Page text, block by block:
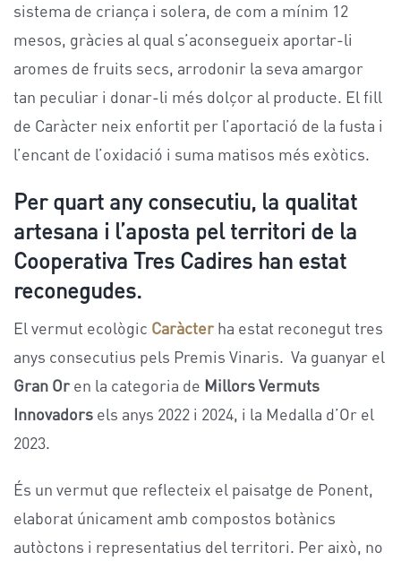
sistema de criança i solera, de com a mínim 12
mesos, gràcies al qual s’aconsegueix aportar-li
aromes de fruits secs, arrodonir la seva amargor
tan peculiar i donar-li més dolçor al producte. El fill
de Caràcter neix enfortit per l’aportació de la fusta i
l’encant de l’oxidació i suma matisos més exòtics.
Per quart any consecutiu, la qualitat
artesana i l’aposta pel territori de la
Cooperativa Tres Cadires han estat
reconegudes.
El vermut ecològic Caràcterha estat reconegut tres
anys consecutius pels Premis Vinaris. Va guanyar el
Gran Oren la categoria de Millors Vermuts
Innovadors els anys 2022 i 2024, i la Medalla d’Or el
2023.
És un vermut que reflecteix el paisatge de Ponent,
elaborat únicament amb compostos botànics
autòctons i representatius del territori. Per això, no